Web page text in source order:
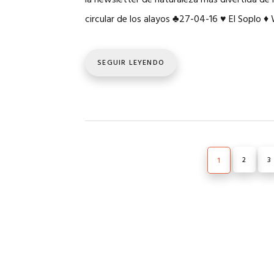
circular de los alayos♣27-04-16♥El Soplo♦
SEGUIR LEYENDO
PÁGINA
1 PÁGINA
2 3